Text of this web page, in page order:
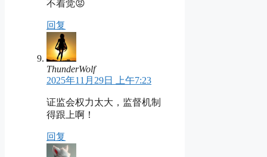
不着觉😡
回复
ThunderWolf
2025年11月29日 上午7:23
证监会权力太大，监督机制
得跟上啊！
回复